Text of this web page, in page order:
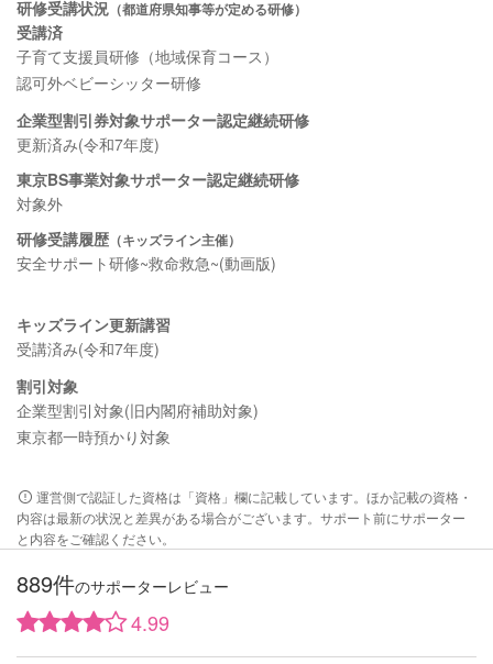
研修受講状況 （都道府県知事等が定める研修）
受講済
子育て支援員研修（地域保育コース）
認可外ベビーシッター研修
企業型割引券対象サポーター認定継続研修
更新済み(令和7年度)
東京BS事業対象サポーター認定継続研修
対象外
研修受講履歴 （キッズライン主催）
安全サポート研修~救命救急~(動画版)
キッズライン更新講習
受講済み(令和7年度)
割引対象
企業型割引対象(旧内閣府補助対象)
東京都一時預かり対象
運営側で認証した資格は「資格」欄に記載しています。ほか記載の資格・
内容は最新の状況と差異がある場合がございます。サポート前にサポーター
と内容をご確認ください。
889件のサポーターレビュー
4.99